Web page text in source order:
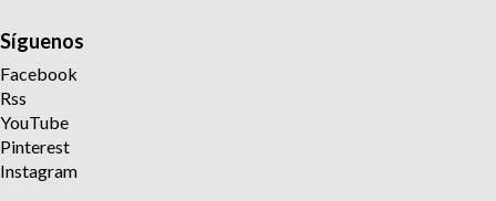
Síguenos
Facebook
Rss
YouTube
Pinterest
Instagram